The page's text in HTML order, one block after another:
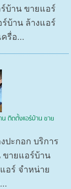
บ้าน ขายแอร์
บ้าน ล้างแอร์
รื่อ...
น ติดตั้งแอร์บ้าน ขาย
ปะกอก บริการ
ขายแอร์บ้าน
อร์ จำหน่าย